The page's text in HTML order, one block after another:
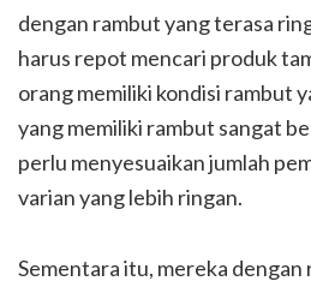
dengan rambut yang terasa
harus repot mencari produk
orang memiliki kondisi rambut
yang memiliki rambut sangat
perlu menyesuaikan jumlah
varian yang lebih ringan.
Sementara itu, mereka